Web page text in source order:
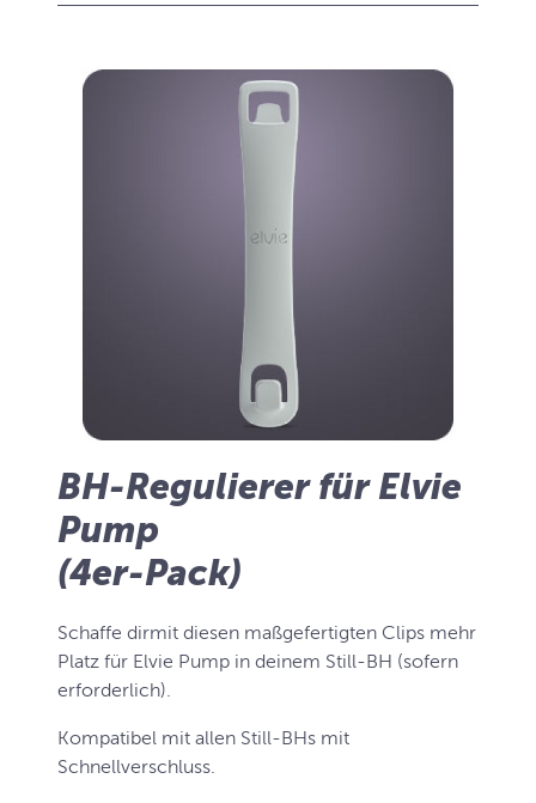
BH-Regulierer für Elvie
Pump
(4er-Pack)
Schaffe dirmit diesen maßgefertigten Clips mehr
Platz für Elvie Pump in deinem Still-BH (sofern
erforderlich).
Kompatibel mit allen Still-BHs mit
Schnellverschluss.